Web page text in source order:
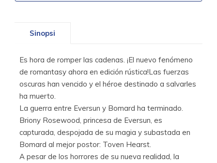
Sinopsi
Es hora de romper las cadenas. ¡El nuevo fenómeno
de romantasy ahora en edición rústica!Las fuerzas
oscuras han vencido y el héroe destinado a salvarles
ha muerto.
La guerra entre Eversun y Bomard ha terminado.
Briony Rosewood, princesa de Eversun, es
capturada, despojada de su magia y subastada en
Bomard al mejor postor: Toven Hearst.
A pesar de los horrores de su nueva realidad, la